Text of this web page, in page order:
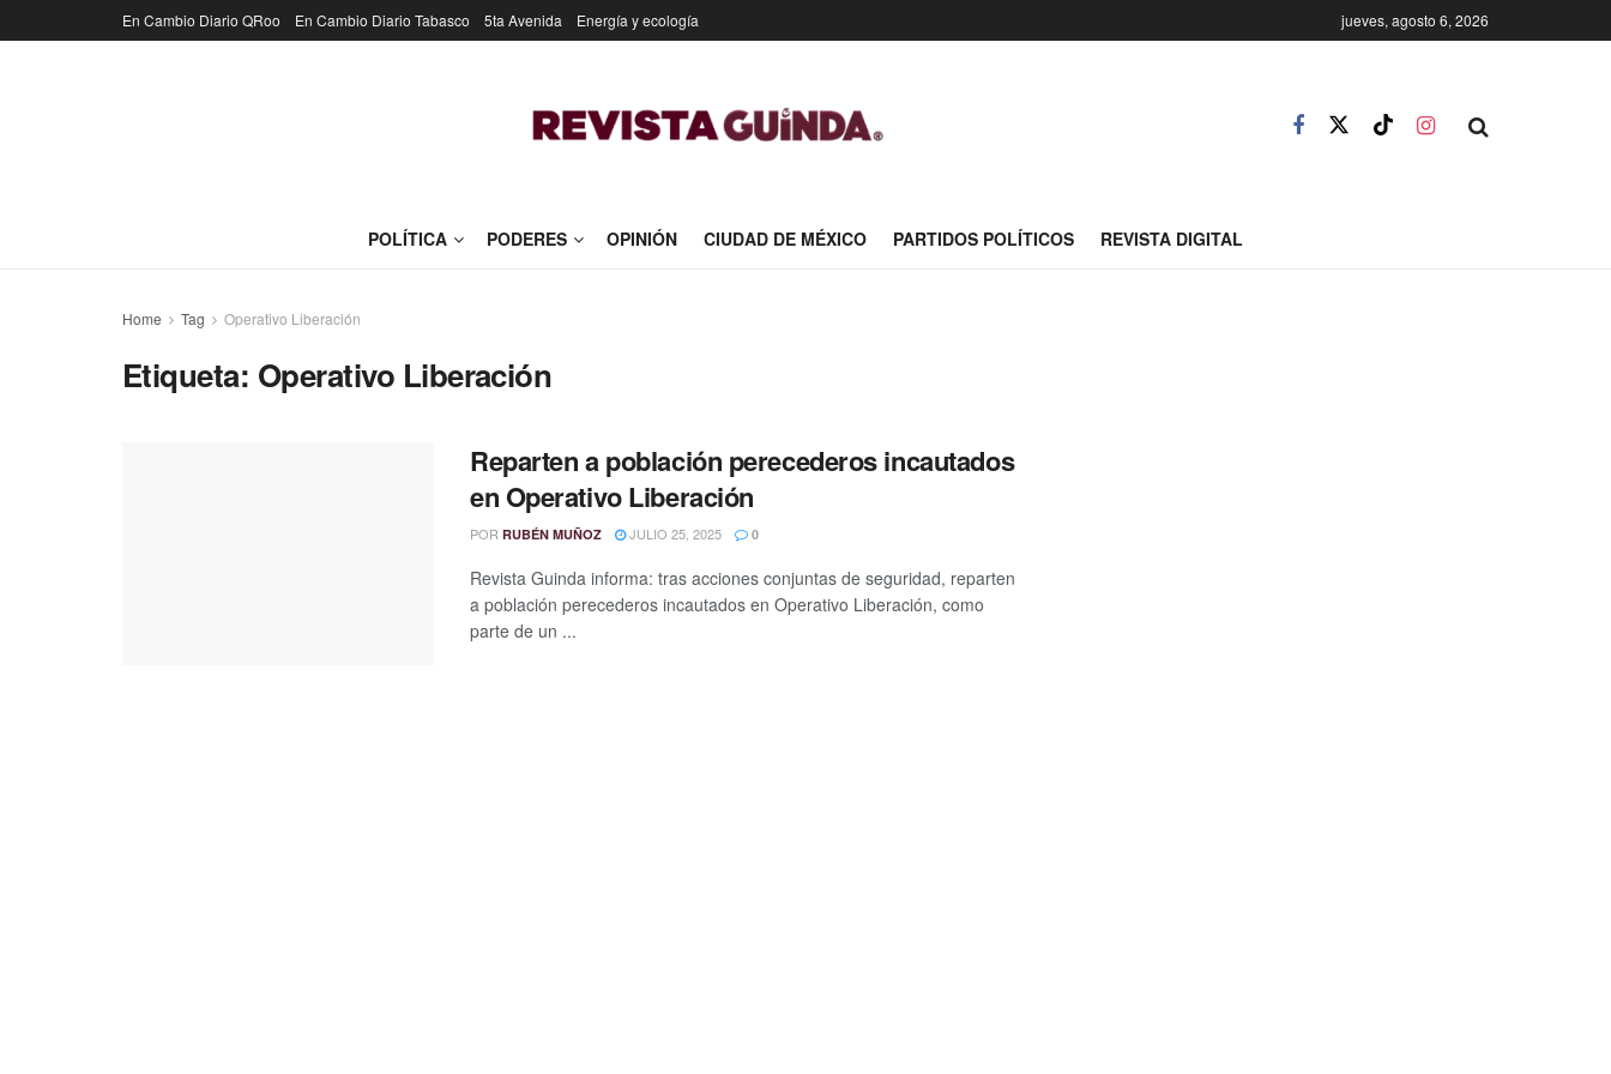
En Cambio Diario QRoo En Cambio Diario Tabasco 5ta Avenida Energía y ecología jueves, agosto 6, 2026
POLÍTICA PODERES OPINIÓN CIUDAD DE MÉXICO PARTIDOS POLÍTICOS REVISTA DIGITAL
Home Tag Operativo Liberación
Etiqueta: Operativo Liberación
Reparten a población perecederos incautados
en Operativo Liberación
POR RUBÉN MUÑOZ JULIO 25, 2025 0
Revista Guinda informa: tras acciones conjuntas de seguridad, reparten
a población perecederos incautados en Operativo Liberación, como
parte de un ...